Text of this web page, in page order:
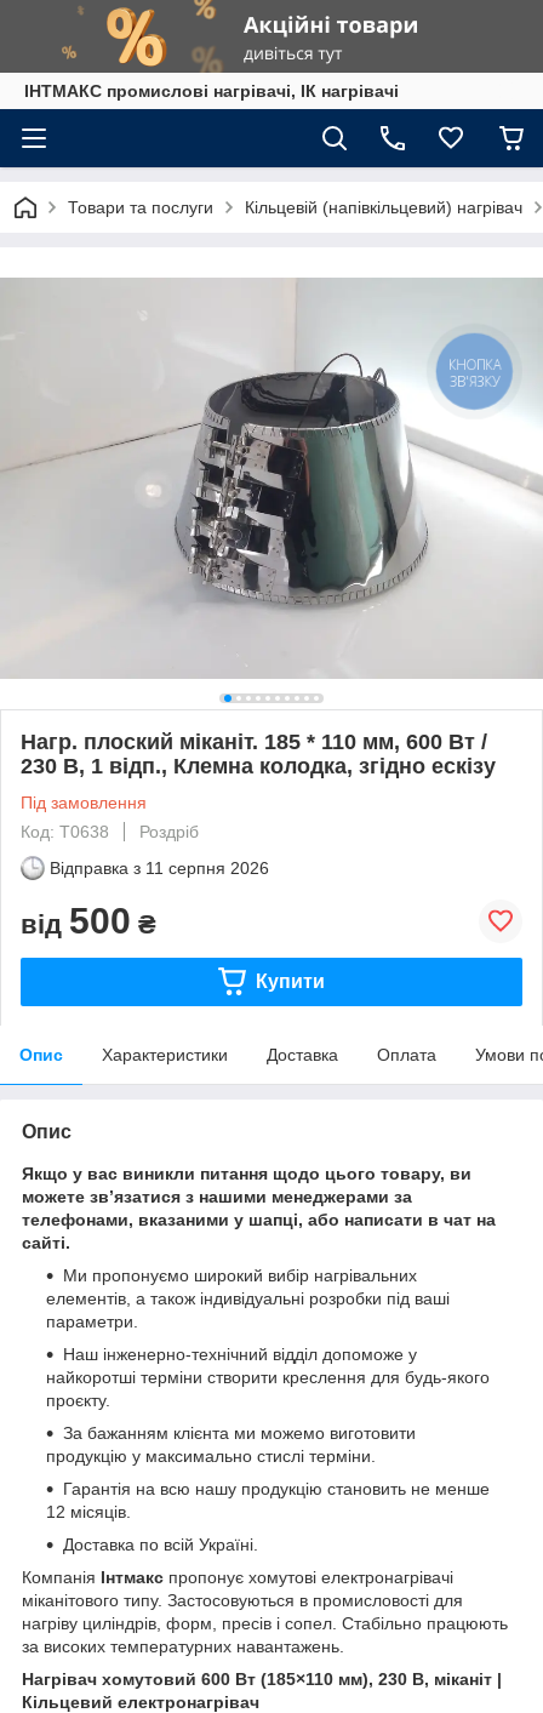
ІНТМАКС промислові нагрівачі, ІК нагрівачі
Товари та послуги Кільцевій (напівкільцевий) нагрівач
Нагр. плоский міканіт. 185 * 110 мм, 600 Вт /
230 В, 1 відп., Клемна колодка, згідно ескізу
Під замовлення
Код: Т0638
Роздріб
Відправка з 11 серпня 2026
від 500 ₴
Купити
Опис Характеристики Доставка Оплата Умови
Опис
Якщо у вас виникли питання щодо цього товару, ви
можете зв’язатися з нашими менеджерами за
телефонами, вказаними у шапці, або написати в чат на
сайті.
Ми пропонуємо широкий вибір нагрівальних
елементів, а також індивідуальні розробки під ваші
параметри.
Наш інженерно-технічний відділ допоможе у
найкоротші терміни створити креслення для будь-якого
проєкту.
За бажанням клієнта ми можемо виготовити
продукцію у максимально стислі терміни.
Гарантія на всю нашу продукцію становить не менше
12 місяців.
Доставка по всій Україні.
Компанія Інтмакс пропонує хомутові електронагрівачі
міканітового типу. Застосовуються в промисловості для
нагріву циліндрів, форм, пресів і сопел. Стабільно працюють
за високих температурних навантажень.
Нагрівач хомутовий 600 Вт (185×110 мм), 230 В, міканіт |
Кільцевий електронагрівач
КНОПКА
ЗВ'ЯЗКУ